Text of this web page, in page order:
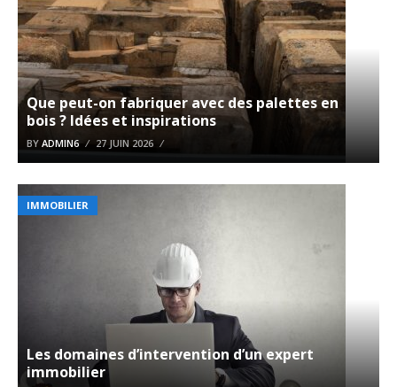
Que peut-on fabriquer avec des palettes en
bois ? Idées et inspirations
BY ADMIN6 27 JUIN 2026
IMMOBILIER
Les domaines d’intervention d’un expert
immobilier